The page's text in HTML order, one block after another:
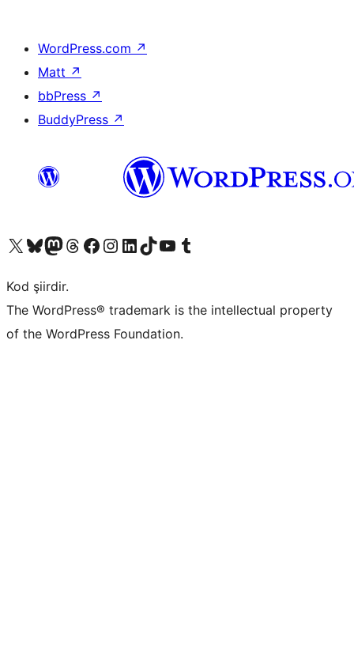
WordPress.com ↗
Matt ↗
bbPress ↗
BuddyPress ↗
X (eski Twitter) hesabımıza bakın
Bluesky hesabımızı ziyaret edinMastodon hesabımızı ziyaret edinThreads hesabımızı ziyaret edinFacebook sayfamızı ziyaret edinInstagram hesabımızı ziyaret edinLinkedIn hesabımızı ziyaret edinTikTok hesabımızı ziyaret edinYouTube kanalımızı ziyaret edinTumblr hesabımızı ziyaret edin
Kod şiirdir.
The WordPress® trademark is the intellectual property
of the WordPress Foundation.